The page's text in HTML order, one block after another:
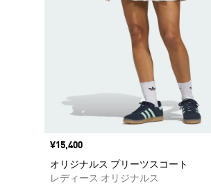
価格
¥15,400
オリジナルス プリーツスコート
レディース オリジナルス